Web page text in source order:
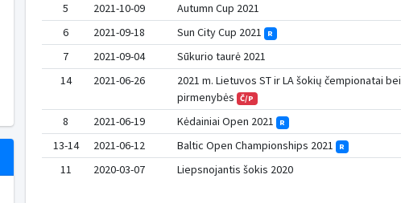
5
2021-10-09 Autumn Cup 2021
6
2021-09-18 Sun City Cup 2021 R
7
2021-09-04 Sūkurio taurė 2021
14
2021-06-26
2021 m. Lietuvos ST ir LA šokių čempionatai bei
pirmenybės Č/P
8 2021-06-19 Kėdainiai Open 2021 R
13-14
2021-06-12 Baltic Open Championships 2021 R
11
2020-03-07 Liepsnojantis šokis 2020